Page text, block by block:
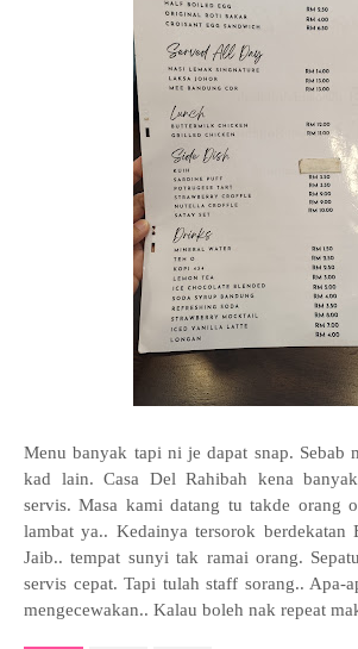
Menu banyak tapi ni je dapat snap. Sebab
kad lain. Casa Del Rahibah kena
servis. Masa kami datang tu takde orang
lambat ya.. Kedainya tersorok berdekatan
Jaib.. tempat sunyi tak ramai orang.
servis cepat. Tapi tulah staff sorang.. Apa-
mengecewakan.. Kalau boleh nak repeat